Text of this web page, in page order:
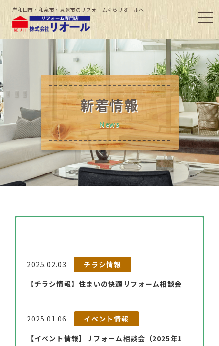
岸和田市・和泉市・貝塚市のリフォームならリオールへ
新着情報
News
2025.02.03
チラシ情報
【チラシ情報】住まいの快適リフォーム相談会
2025.01.06
イベント情報
【イベント情報】リフォーム相談会（2025年1